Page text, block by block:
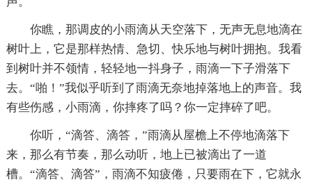
你瞧，那调皮的小雨滴从天空落下，无声无息地滴在
树叶上，它是那样热情、急切、快乐地与树叶拥抱。我看
到树叶并不领情，轻轻地一抖身子，雨滴一下子滑落下
去。“啪！”我似乎听到了雨滴无奈地掉落地上的声音。我
有些伤感，小雨滴，你摔疼了吗？你一定摔碎了吧。
你听，“滴答、滴答，”雨滴从屋檐上不停地滴落下
来，那么有节奏，那么动听，地上已被滴出了一道
槽。“滴答、滴答”，雨滴不知疲倦，只要雨在下，它就永